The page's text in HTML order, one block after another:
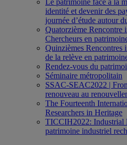
identité et devenir des
journée d’étude autour
Quatorzième Rencontre
Chercheurs en
Quinzièmes Rencontres
de la relève en
Rendez-vous du
Séminaire métropolitain
SSAC-SEAC2022 |
renouveau au
The Fourteenth
Researchers in Heritage
TICCIH2022: Industrial
patrimoine industriel